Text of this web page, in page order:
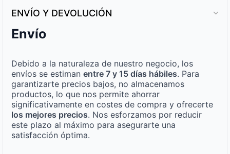
ENVÍO Y DEVOLUCIÓN
Envío
Debido a la naturaleza de nuestro negocio, los
envíos se estiman entre 7 y 15 días hábiles. Para
garantizarte precios bajos, no almacenamos
productos, lo que nos permite ahorrar
significativamente en costes de compra y ofrecerte
los mejores precios. Nos esforzamos por reducir
este plazo al máximo para asegurarte una
satisfacción óptima.